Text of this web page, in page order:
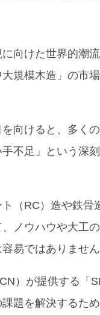
向けた世界的潮
規模木造」の市
向けると、多く
不足」という深
（RC）造や鉄骨
ノウハウや大工
易ではありませ
）が提供する「
題を解決するた